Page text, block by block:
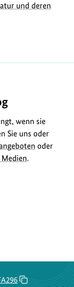
und deren
wenn sie
Sie uns oder
oder
Medien.